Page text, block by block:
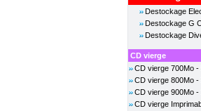
Destockage
Destockage G
Destockage
CD vierge
CD vierge 700Mo -
CD vierge 800Mo -
CD vierge 900Mo -
CD vierge